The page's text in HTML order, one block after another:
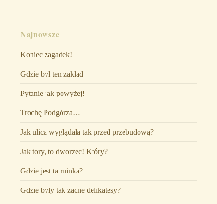
Najnowsze
Koniec zagadek!
Gdzie był ten zakład
Pytanie jak powyżej!
Trochę Podgórza…
Jak ulica wyglądała tak przed przebudową?
Jak tory, to dworzec! Który?
Gdzie jest ta ruinka?
Gdzie były tak zacne delikatesy?